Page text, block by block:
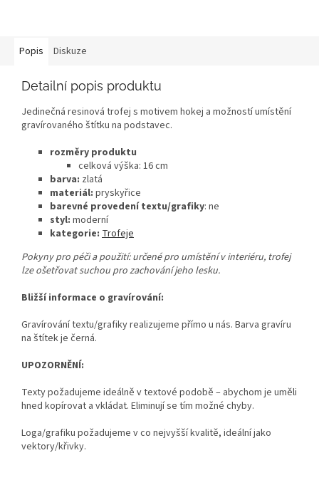
Popis Diskuze
Detailní popis produktu
Jedinečná resinová trofej s motivem hokej a možností umístění
gravírovaného štítku na podstavec.
rozměry produktu
celková výška: 16cm
barva: zlatá
materiál: pryskyřice
barevné provedení textu/grafiky: ne
styl: moderní
kategorie: Trofeje
Pokyny pro péči a použití: určené pro umístění v interiéru, trofej
lze ošetřovat suchou pro zachování jeho lesku.
Bližší informace o gravírování:
Gravírování textu/grafiky realizujeme přímo u nás. Barva gravíru
na štítek je černá.
UPOZORNĚNÍ:
Texty požadujeme ideálně v textové podobě – abychom je uměli
hned kopírovat a vkládat. Eliminují se tím možné chyby.
Loga/grafiku požadujeme v co nejvyšší kvalitě, ideální jako
vektory/křivky.